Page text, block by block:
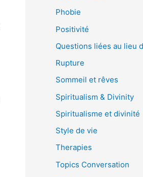
Phobie
Positivité
Questions liées au lieu
Rupture
Sommeil et rêves
Spiritualism & Divinity
Spiritualisme et divinité
Style de vie
Therapies
Topics Conversation